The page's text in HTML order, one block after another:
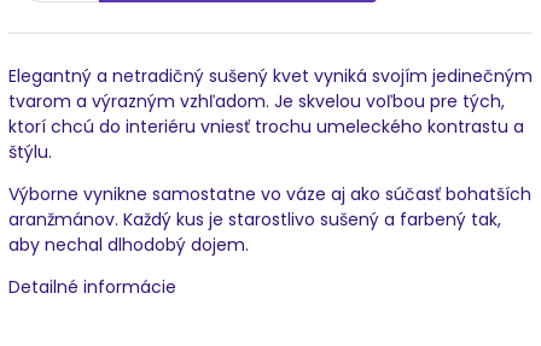
Elegantný a netradičný sušený kvet vyniká svojím jedinečným
tvarom a výrazným vzhľadom. Je skvelou voľbou pre tých,
ktorí chcú do interiéru vniesť trochu umeleckého kontrastu a
štýlu.
Výborne vynikne samostatne vo váze aj ako súčasť bohatších
aranžmánov. Každý kus je starostlivo sušený a farbený tak,
aby nechal dlhodobý dojem.
Detailné informácie